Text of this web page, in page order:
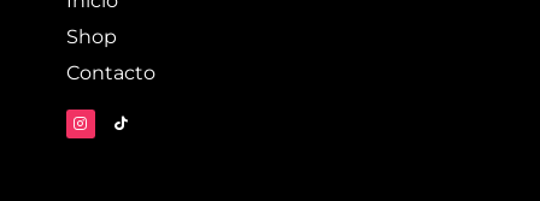
Shop
Contacto